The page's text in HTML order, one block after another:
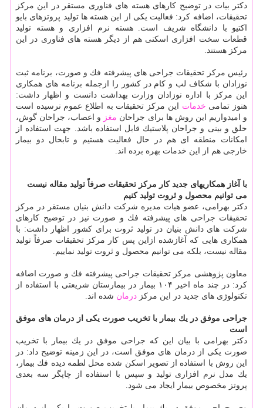
دكتر بیات در توضیح كارهای هسته های فناوری مستقر در این مركز
تحقیقات، اضافه كرد: فعالیت یكی از این هسته ها تولید پروتزهای بایو
اكتیو با دانشگاه شریف است. هسته نرم افزاری و هسته تولید
قطعات سخت افزاری اسكنی هم از دیگر هسته های فناوری در این
مركز هستند.
رئیس مركز تحقیقات جراحی های پیشرفته فك و صورت، برنامه ثبت
نوزادان با شكاف لب و كام در كشور را ازجمله برنامه های همكاری
این مركز با اداره نوزادان وزارت بهداشت دانست و اظهار داشت:
هنوز تمامی خدمات این مركز تحقیقات به اطلاع عموم نرسیده است
و امیدواریم این روش ها برای جراحان مغز و اعصاب، جراحان گوش،
حلق و بینی و جراحان پلاستیك قابل استفاده باشد. جهت استفاده از
امكانات منطقه ای هم در حال فعالیت هستیم و تابحال دو بیمار
خارجی هم از این خدمات بهره برده اند.
با آغاز همكاریهای جدید كار مركز تحقیقات صرفاً تولید مقاله نیست
می توانیم محصول و ثروت تولید كنیم
دكتر بهرامی، عضو هیات مدیره شركت دانش بنیان مستقر در مركز
تحقیقات جراحی های پیشرفته فك و صورت نیز در توضیح كارهای
شركت های دانش بنیان در تولید ثروت برای كشور اظهار داشت: با
همكاری هایی كه آغازشده ازاین پس كار مركز تحقیقات صرفاً تولید
مقاله نیست، بلكه می توانیم محصول و ثروت تولید نماییم.
معاون پژوهشی مركز تحقیقات جراحی پیشرفته فك و صورت اضافه
كرد: در چند ماه اخیر ۱۰۴ بیمار در بیمارستان شریعتی با استفاده از
تكنولوژی های جدید در این مركز درمان شده اند.
جراحی موفق در یك بیمار با تخریب صورت یكی از درمان های موفق
است
دكتر بهرامی با بیان این كه جراحی موفق در یك بیمار با تخریب
صورت یكی از درمان های موفق است، در این زمینه توضیح داد: در
این روش با استفاده از تصویر اسكن شده محل لطمه دیده فك بیمار،
یك مدل نرم افزاری تولید و سپس با استفاده از چاپگر سه بعدی
پروتز مخصوص بیمار ایجاد می شود.